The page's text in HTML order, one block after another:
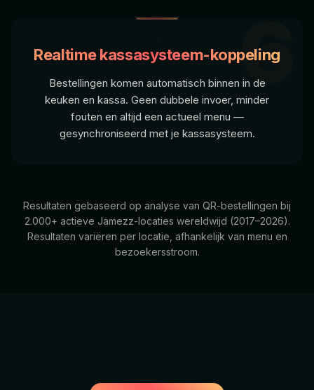
6
Realtime kassasysteem-koppeling
Bestellingen komen automatisch binnen in de
keuken en kassa. Geen dubbele invoer, minder
fouten en altijd een actueel menu —
gesynchroniseerd met je kassasysteem.
Resultaten gebaseerd op analyse van QR-bestellingen bij
2.000+ actieve Jamezz-locaties wereldwijd (2017–2026).
Resultaten variëren per locatie, afhankelijk van menu en
bezoekersstroom.